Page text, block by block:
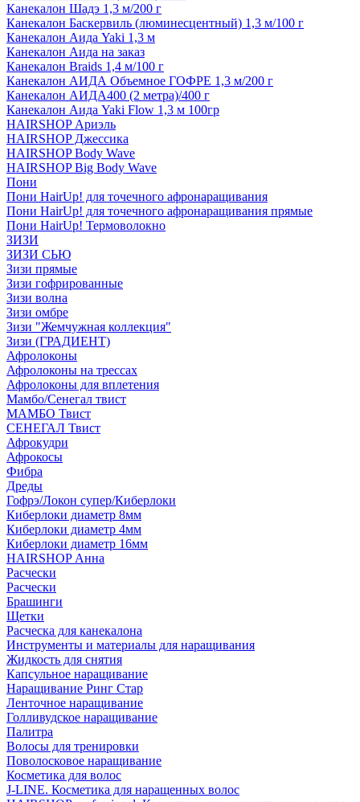
Канекалон Шадэ 1,3 м/200 г
Канекалон Баскервиль (люминесцентный) 1,3 м/100 г
Канекалон Аида Yaki 1,3 м
Канекалон Аида на заказ
Канекалон Braids 1,4 м/100 г
Канекалон АИДА Объемное ГОФРЕ 1,3 м/200 г
Канекалон АИДА400 (2 метра)/400 г
Канекалон Аида Yaki Flow 1,3 м 100гр
HAIRSHOP Ариэль
HAIRSHOP Джессика
HAIRSHOP Body Wave
HAIRSHOP Big Body Wave
Пони
Пони HairUp! для точечного афронаращивания
Пони HairUp! для точечного афронаращивания прямые
Пони HairUp! Термоволокно
ЗИЗИ
ЗИЗИ СЬЮ
Зизи прямые
Зизи гофрированные
Зизи волна
Зизи омбре
Зизи "Жемчужная коллекция"
Зизи (ГРАДИЕНТ)
Афролоконы
Афролоконы на трессах
Афролоконы для вплетения
Мамбо/Сенегал твист
МАМБО Твист
СЕНЕГАЛ Твист
Афрокудри
Афрокосы
Фибра
Дреды
Гофрэ/Локон супер/Киберлоки
Киберлоки диаметр 8мм
Киберлоки диаметр 4мм
Киберлоки диаметр 16мм
HAIRSHOP Анна
Расчески
Расчески
Брашинги
Щетки
Расческа для канекалона
Инструменты и материалы для наращивания
Жидкость для снятия
Капсульное наращивание
Наращивание Ринг Стар
Ленточное наращивание
Голливудское наращивание
Палитра
Волосы для тренировки
Поволосковое наращивание
Косметика для волос
J-LINE. Косметика для наращенных волос